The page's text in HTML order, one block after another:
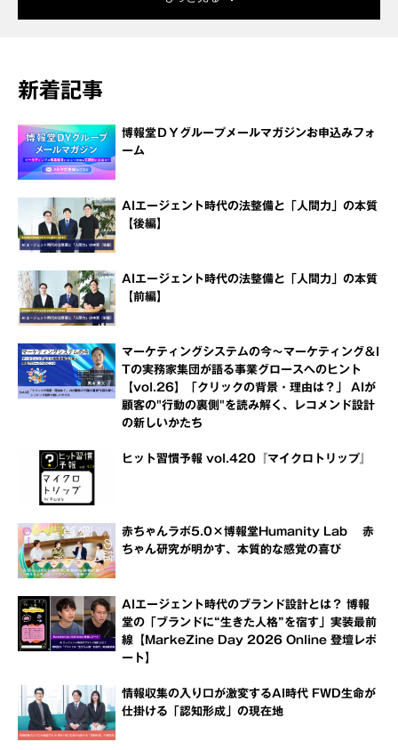
新着記事
博報堂ＤＹグループメールマガジンお申込みフォ
ーム
AIエージェント時代の法整備と「人間力」の本質
【後編】
AIエージェント時代の法整備と「人間力」の本質
【前編】
マーケティングシステムの今～マーケティング＆I
Tの実務家集団が語る事業グロースへのヒント
【vol.26】「クリックの背景・理由は？」 AIが
顧客の"行動の裏側"を読み解く、レコメンド設計
の新しいかたち
ヒット習慣予報 vol.420『マイクロトリップ』
赤ちゃんラボ5.0×博報堂Humanity Lab 赤
ちゃん研究が明かす、本質的な感覚の喜び
AIエージェント時代のブランド設計とは？ 博報
堂の「ブランドに“生きた人格”を宿す」実装最前
線【MarkeZine Day 2026 Online 登壇レポ
ート】
情報収集の入り口が激変するAI時代 FWD生命が
仕掛ける「認知形成」の現在地